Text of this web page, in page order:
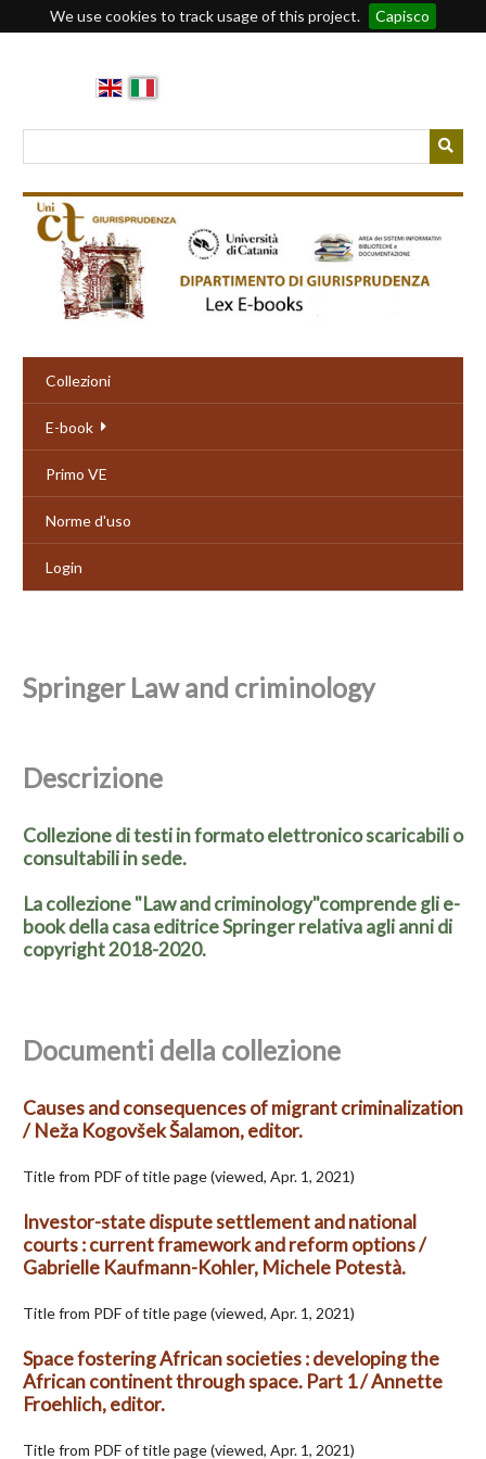
We use cookies to track usage of this project.
Capisco
Collezioni
E-book
Primo VE
Norme d'uso
Login
Springer Law and criminology
Descrizione
Collezione di testi in formato elettronico scaricabili o
consultabili in sede.
La collezione "Law and criminology"comprende gli e-
book della casa editrice Springer relativa agli anni di
copyright 2018-2020.
Documenti della collezione
Causes and consequences of migrant criminalization
/ Neža Kogovšek Šalamon, editor.
Title from PDF of title page (viewed, Apr. 1, 2021)
Investor-state dispute settlement and national
courts : current framework and reform options /
Gabrielle Kaufmann-Kohler, Michele Potestà.
Title from PDF of title page (viewed, Apr. 1, 2021)
Space fostering African societies : developing the
African continent through space. Part 1 / Annette
Froehlich, editor.
Title from PDF of title page (viewed, Apr. 1, 2021)